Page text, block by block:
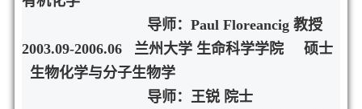
导师： Paul Floreancig 教授
2003.09-2006.06
兰州大学 生命科学学院
硕士
生物化学与分子生物学
导师：王锐 院士